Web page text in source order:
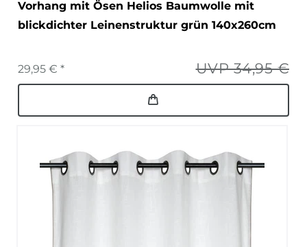
Vorhang mit Ösen Helios Baumwolle mit
blickdichter Leinenstruktur grün 140x260cm
UVP 34,95 €
29,95 € *